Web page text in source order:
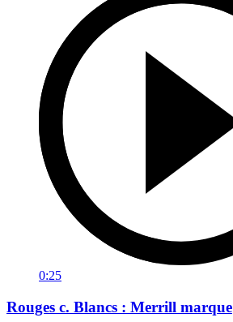
0:25
Rouges c. Blancs : Merrill marque